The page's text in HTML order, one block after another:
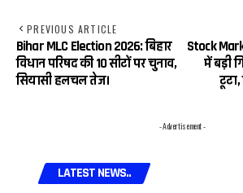
PREVIOUS ARTICLE
Bihar MLC Election 2026: बिहार
विधान परिषद की 10 सीटों पर चुनाव,
सियासी हलचल तेज।
Stock
में बड़ी
- Advertisement -
LATEST NEWS..